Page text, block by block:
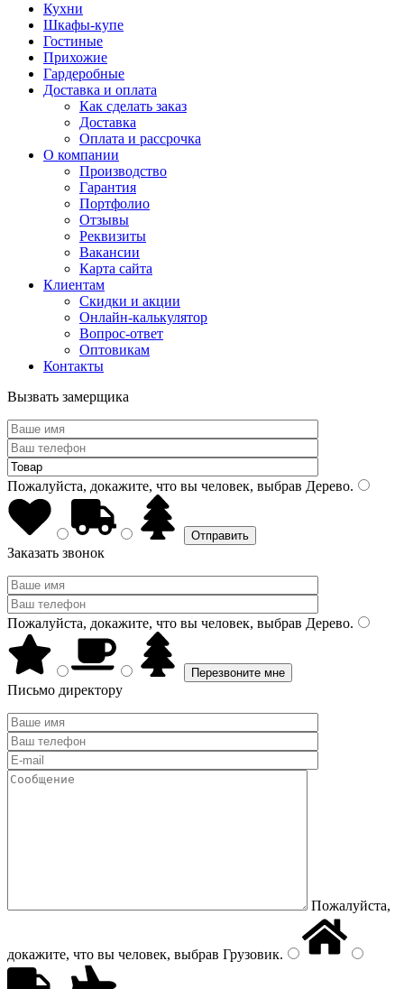
Кухни
Шкафы-купе
Гостиные
Прихожие
Гардеробные
Доставка и оплата
Как сделать заказ
Доставка
Оплата и рассрочка
О компании
Производство
Гарантия
Портфолио
Отзывы
Реквизиты
Вакансии
Карта сайта
Клиентам
Скидки и акции
Онлайн-калькулятор
Вопрос-ответ
Оптовикам
Контакты
Вызвать замерщика
Пожалуйста, докажите, что вы человек, выбрав Дерево.
Заказать звонок
Пожалуйста, докажите, что вы человек, выбрав Дерево.
Письмо директору
Пожалуйста,
докажите, что вы человек, выбрав Грузовик.